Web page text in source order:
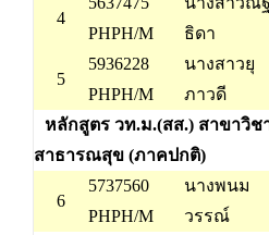
4
PHPH/M
ธิดา
5
5936228
PHPH/M
นางสาวยุ
ภาวดี
หลักสูตร วท.ม.(สส.) สาขาวิช
สาธารณสุข (ภาคปกติ)
6
5737560
PHPH/M
นางพนม
วรรณ์